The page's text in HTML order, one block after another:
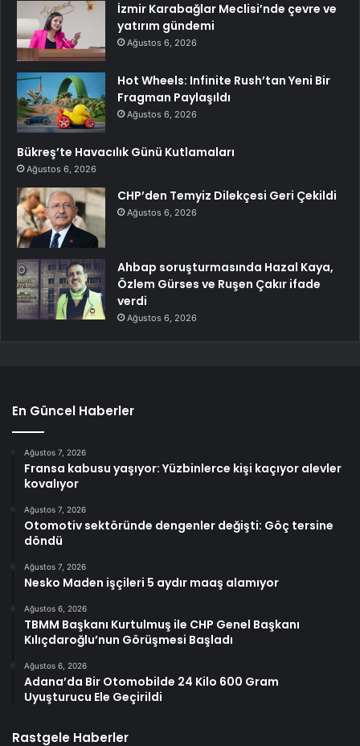
İzmir Karabağlar Meclisi’nde çevre ve
yatırım gündemi
Ağustos 6, 2026
Hot Wheels: Infinite Rush’tan Yeni Bir
Fragman Paylaşıldı
Ağustos 6, 2026
Bükreş’te Havacılık Günü Kutlamaları
Ağustos 6, 2026
CHP’den Temyiz Dilekçesi Geri Çekildi
Ağustos 6, 2026
Ahbap soruşturmasında Hazal Kaya,
Özlem Gürses ve Ruşen Çakır ifade
verdi
Ağustos 6, 2026
En Güncel Haberler
Ağustos 7, 2026
Fransa kabusu yaşıyor: Yüzbinlerce kişi kaçıyor alevler
kovalıyor
Ağustos 7, 2026
Otomotiv sektöründe dengenler değişti: Göç tersine
döndü
Ağustos 7, 2026
Nesko Maden işçileri 5 aydır maaş alamıyor
Ağustos 6, 2026
TBMM Başkanı Kurtulmuş ile CHP Genel Başkanı
Kılıçdaroğlu’nun Görüşmesi Başladı
Ağustos 6, 2026
Adana’da Bir Otomobilde 24 Kilo 600 Gram
Uyuşturucu Ele Geçirildi
Rastgele Haberler